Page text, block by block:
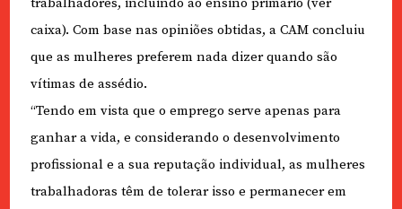
trabalhadores, incluindo ao ensino primário (ver
caixa). Com base nas opiniões obtidas, a CAM concluiu
que as mulheres preferem nada dizer quando são
vítimas de assédio.
“Tendo em vista que o emprego serve apenas para
ganhar a vida, e considerando o desenvolvimento
profissional e a sua reputação individual, as mulheres
trabalhadoras têm de tolerar isso e permanecer em